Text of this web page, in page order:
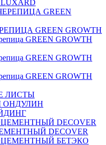
GREEN GROWTH
GREEN GROWTH
GREEN GROWTH
GREEN GROWTH
ЛИСТЫ
ОНДУЛИН
DECOVER